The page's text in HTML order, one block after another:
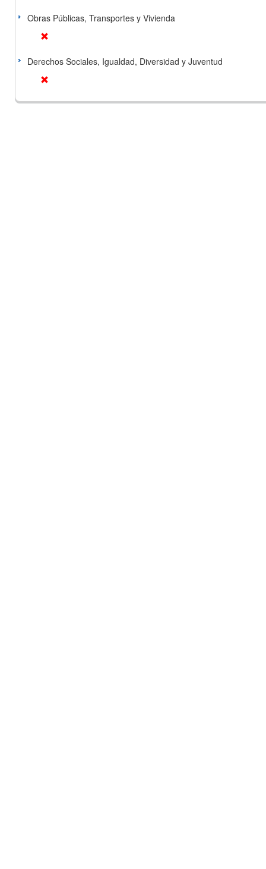
Obras Públicas, Transportes y Vivienda
Derechos Sociales, Igualdad, Diversidad y Juventud